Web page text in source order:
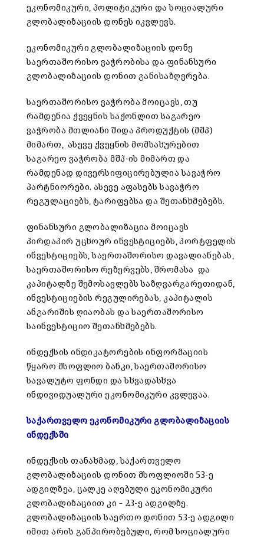
ეკონომიკური, პოლიტიკური და სოციალური
გლობალიზაციის დონეს იკვლევს.
ეკონომიკური გლობალიზაციის დონე
საერთაშორისო ვაჭრობისა და ფინანსური
გლობალიზაციის დონით განისაზღვრება.
საერთაშორისო ვაჭრობა მოიცავს, თუ
რამდენია ქვეყნის საქონლით საგარეო
ვაჭრობა მთლიანი შიდა პროდუქტის (მშპ)
მიმართ, ასევე ქვეყნის მომსახურებით
საგარეო ვაჭრობა მშპ-ის მიმართ და
რამდენად დივერსიფიცირებულია სავაჭრო
პარტნიორები. ასევე აფასებს სავაჭრო
რეგულაციებს, ტარიფებსა და შეთანხმებებს.
ფინანსური გლობალიზაცია მოიცავს
პირდაპირ უცხოურ ინვესტიციებს, პორტფელის
ინვესტიციებს, საერთაშორისო დავალიანებას,
საერთაშორისო რეზერვებს, შრომასა და
კაპიტალზე შემოსავლებს საზღვარგარეთიდან,
ინვესტიციების რეგულირებას, კაპიტალის
ანგარიშის ღიაობას და საერთაშორისო
საინვესტიციო შეთანხმებებს.
ინდექსის ინდიკატორების ინფორმაციის
წყარო მსოფლიო ბანკი, საერთაშორისო
სავალუტო ფონდი და სხვადასხვა
ინდივიდუალური ეკონომიკური კვლევაა.
საქართველო ეკონომიკური გლობალიზაციის
ინდექსში
ინდექსის თანახმად, საქართველო
გლობალიზაციის დონით მსოფლიოში 53-ე
ადგილზეა, ცალკე აღებული ეკონომიკური
გლობალიზაციით კი – 23-ე ადგილზე.
გლობალიზაციის საერთო დონით 53-ე ადგილი
იმით არის განპირობებული, რომ სოციალური